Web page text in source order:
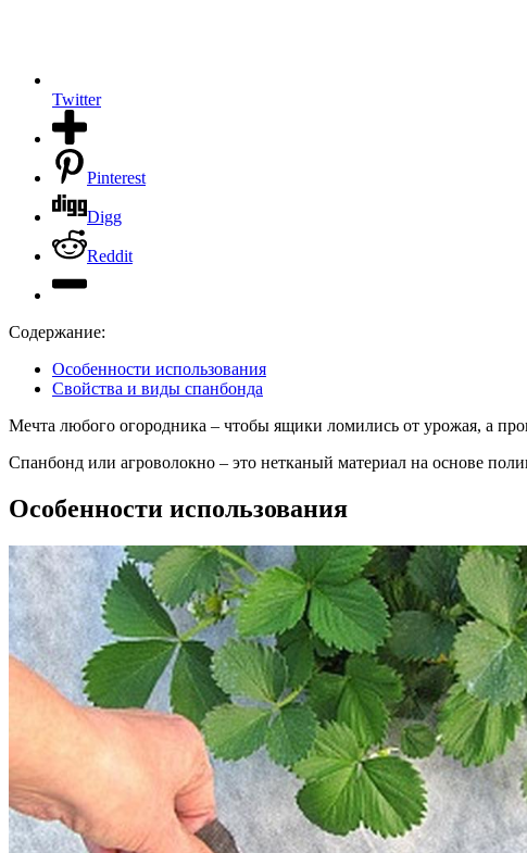
Twitter
Pinterest
Digg
Reddit
Содержание:
Особенности использования
Свойства и виды спанбонда
Мечта любого огородника – чтобы ящики ломились от урожая, а
Спанбонд или агроволокно – это нетканый материал на основе
Особенности использования